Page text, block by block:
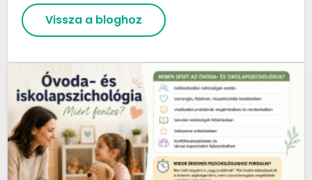
Vissza a bloghoz